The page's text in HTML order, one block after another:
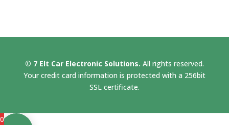
© 7 Elt Car Electronic Solutions. All rights reserved.
Your credit card information is protected with a 256bit
SSL certificate.
0